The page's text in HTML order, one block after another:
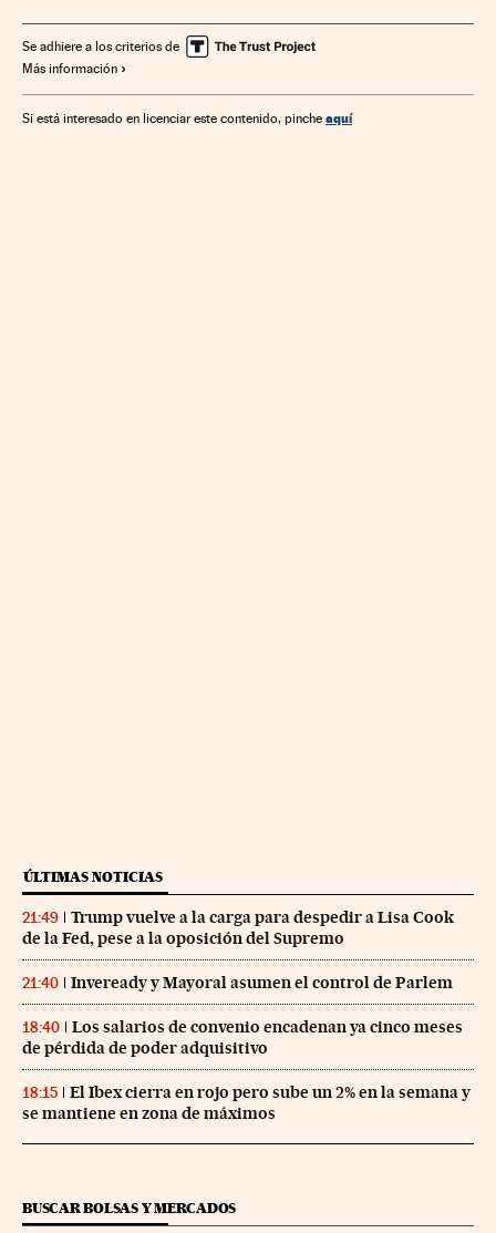
África subsahariana África meridional Ofertas turísticas
Se adhiere a los criterios de
Más información
Si está interesado en licenciar este contenido, pinche aquí
ÚLTIMAS NOTICIAS
21:49
Trump vuelve a la carga para despedir a Lisa Cook
de la Fed, pese a la oposición del Supremo
21:40 Inveready y Mayoral asumen el control de Parlem
18:40
Los salarios de convenio encadenan ya cinco meses
de pérdida de poder adquisitivo
18:15
El Ibex cierra en rojo pero sube un 2% en la semana y
se mantiene en zona de máximos
BUSCAR BOLSAS Y MERCADOS